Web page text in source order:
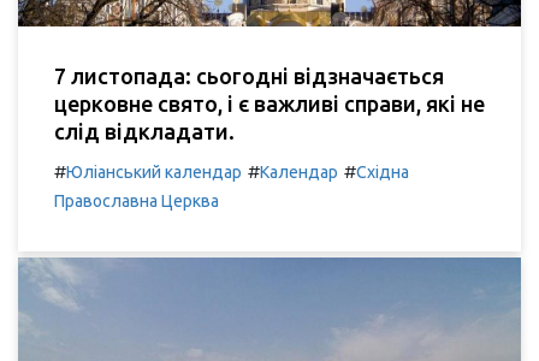
7 листопада: сьогодні відзначається
церковне свято, і є важливі справи, які не
слід відкладати.
#Юліанський календар #Календар #Східна
Православна Церква